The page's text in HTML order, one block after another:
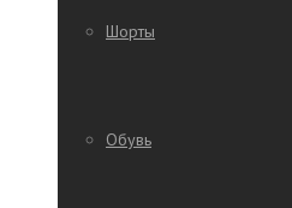
Шорты
Обувь